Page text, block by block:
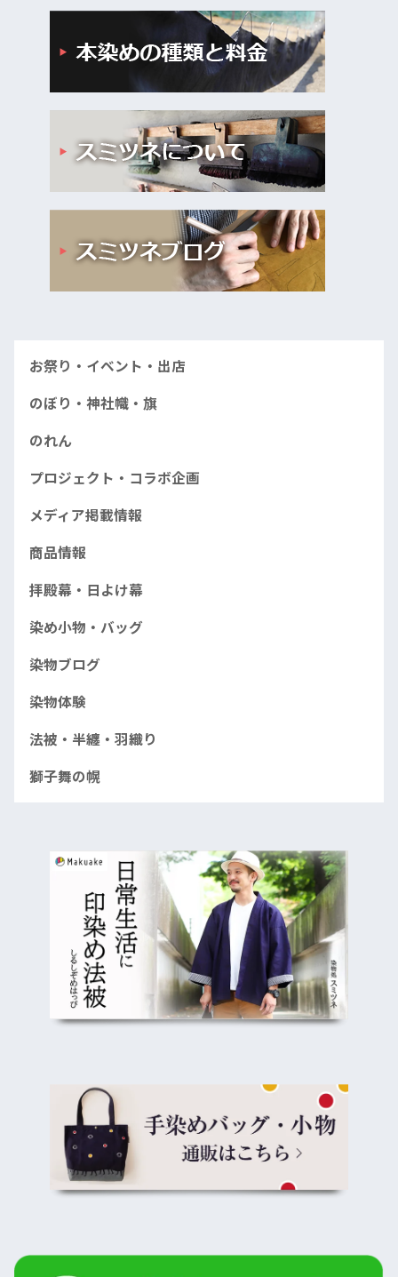
お祭り・イベント・出店
のぼり・神社幟・旗
のれん
プロジェクト・コラボ企画
メディア掲載情報
商品情報
拝殿幕・日よけ幕
染め小物・バッグ
染物ブログ
染物体験
法被・半纏・羽織り
獅子舞の幌